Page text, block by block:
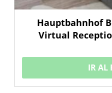
Hauptbahnhof
Virtual
IR AL